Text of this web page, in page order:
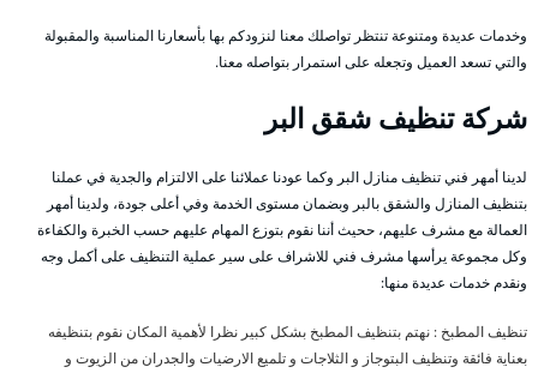
وخدمات عديدة ومتنوعة تنتظر تواصلك معنا لنزودكم بها بأسعارنا المناسبة والمقبولة
والتي تسعد العميل وتجعله على استمرار بتواصله معنا.
شركة تنظيف شقق البر
لدينا أمهر فني تنظيف منازل البر وكما عودنا عملائنا على الالتزام والجدية في عملنا
بتنظيف المنازل والشقق بالبر وبضمان مستوى الخدمة وفي أعلى جودة، ولدينا أمهر
العمالة مع مشرف عليهم، ححيث أننا نقوم بتوزع المهام عليهم حسب الخبرة والكفاءة
وكل مجموعة يرأسها مشرف فني للاشراف على سير عملية التنظيف على أكمل وجه
ونقدم خدمات عديدة منها:
تنظيف المطبخ : نهتم بتنظيف المطبخ بشكل كبير نظرا لأهمية المكان نقوم بتنظيفه
بعناية فائقة وتنظيف البتوجاز و الثلاجات و تلميع الارضيات والجدران من الزيوت و